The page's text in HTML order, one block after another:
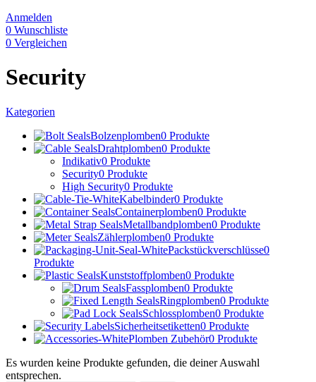
Anmelden
0 Wunschliste
0 Vergleichen
Security
Kategorien
Bolzenplomben0 Produkte
Drahtplomben0 Produkte
Indikativ0 Produkte
Security0 Produkte
High Security0 Produkte
Kabelbinder0 Produkte
Containerplomben0 Produkte
Metallbandplomben0 Produkte
Zählerplomben0 Produkte
Packstückverschlüsse0
Produkte
Kunststoffplomben0 Produkte
Fassplomben0 Produkte
Ringplomben0 Produkte
Schlossplomben0 Produkte
Sicherheitsetiketten0 Produkte
Plomben Zubehör0 Produkte
Es wurden keine Produkte gefunden, die deiner Auswahl
entsprechen.